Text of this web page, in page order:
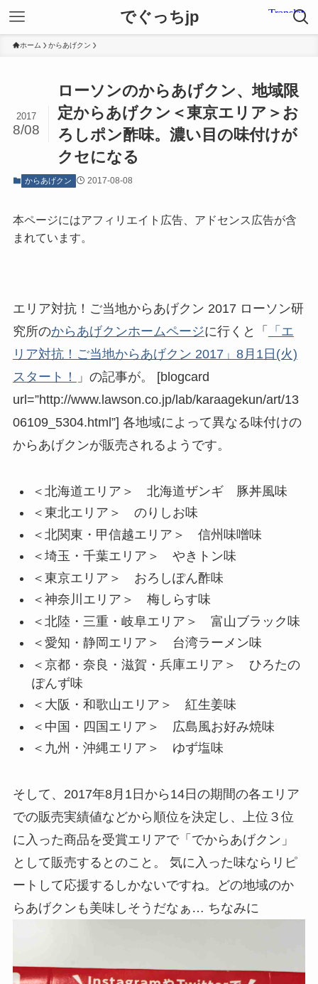
でぐっちjp
ホーム からあげクン
ローソンのからあげクン、地域限
定からあげクン＜東京エリア＞お
ろしポン酢味。濃い目の味付けが
クセになる
2017
8/08
からあげクン 2017-08-08
本ページにはアフィリエイト広告、アドセンス広告が含
まれています。
エリア対抗！ご当地からあげクン 2017 ローソン研
究所のからあげクンホームページに行くと「
「エ
リア対抗！ご当地からあげクン 2017」8月1日(火)
スタート！
」の記事が。 [blogcard
url=”http://www.lawson.co.jp/lab/karaagekun/art/13
06109_5304.html”] 各地域によって異なる味付けの
からあげクンが販売されるようです。
＜北海道エリア＞ 北海道ザンギ 豚丼風味
＜東北エリア＞ のりしお味
＜北関東・甲信越エリア＞ 信州味噌味
＜埼玉・千葉エリア＞ やきトン味
＜東京エリア＞ おろしぽん酢味
＜神奈川エリア＞ 梅しらす味
＜北陸・三重・岐阜エリア＞ 富山ブラック味
＜愛知・静岡エリア＞ 台湾ラーメン味
＜京都・奈良・滋賀・兵庫エリア＞ ひろたの
ぽんず味
＜大阪・和歌山エリア＞ 紅生姜味
＜中国・四国エリア＞ 広島風お好み焼味
＜九州・沖縄エリア＞ ゆず塩味
そして、2017年8月1日から14日の期間の各エリア
での販売実績値などから順位を決定し、上位３位
に入った商品を受賞エリアで「でからあげクン」
として販売するとのこと。 気に入った味ならリピ
ートして応援するしかないですね。どの地域のか
らあげクンも美味しそうだなぁ… ちなみに